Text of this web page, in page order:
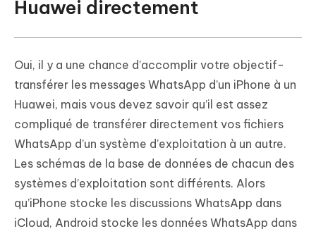
Huawei directement
Oui, il y a une chance d’accomplir votre objectif-
transférer les messages WhatsApp d’un iPhone à un
Huawei, mais vous devez savoir qu’il est assez
compliqué de transférer directement vos fichiers
WhatsApp d’un système d’exploitation à un autre.
Les schémas de la base de données de chacun des
systèmes d’exploitation sont différents. Alors
qu’iPhone stocke les discussions WhatsApp dans
iCloud, Android stocke les données WhatsApp dans